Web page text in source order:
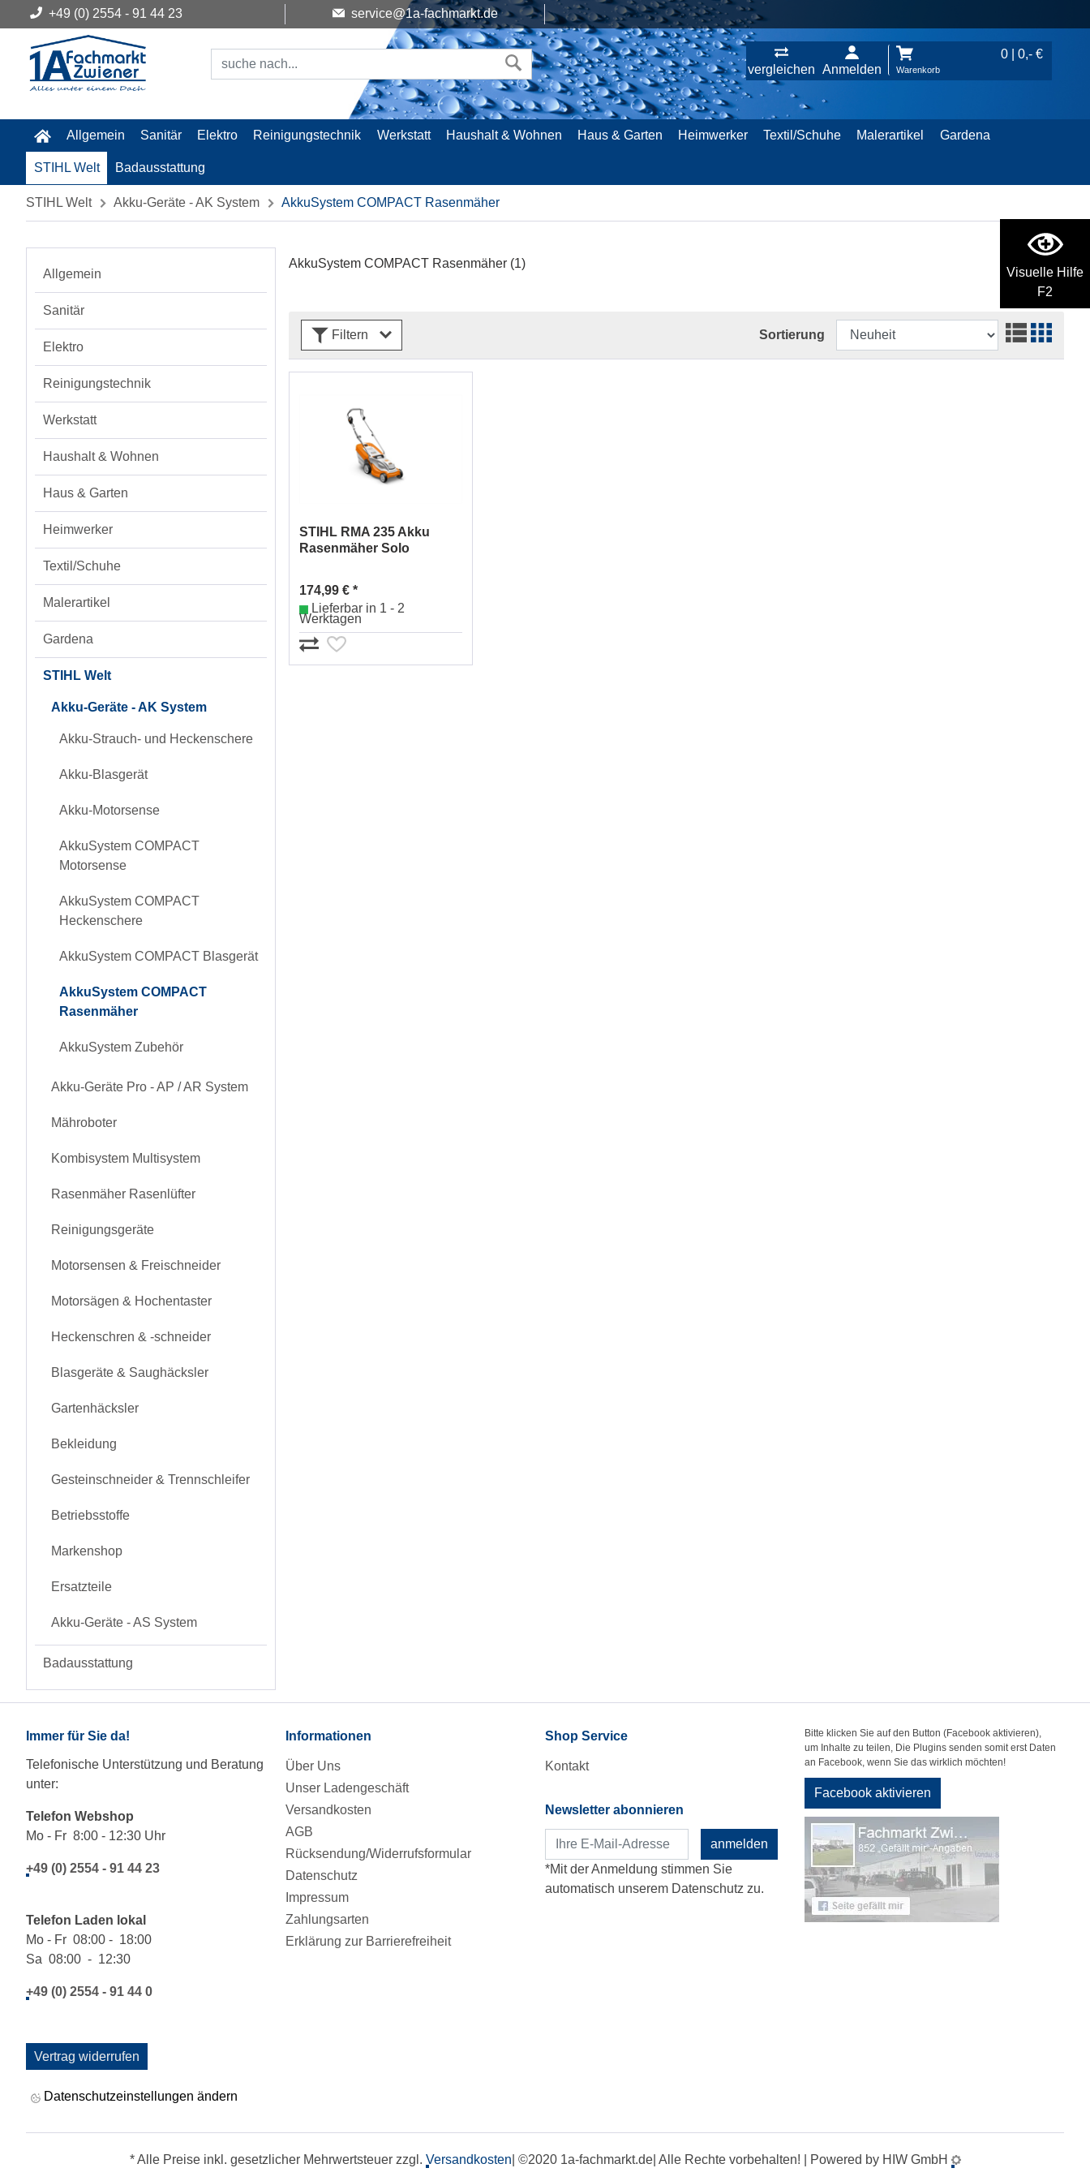
Visuelle Hilfe
F2
+49 (0) 2554 - 91 44 23 service@1a-fachmarkt.de
vergleichen Anmelden
0 | 0,- €
Warenkorb
Allgemein Sanitär Elektro Reinigungstechnik Werkstatt Haushalt & Wohnen Haus & Garten Heimwerker Textil/Schuhe Malerartikel Gardena
STIHL Welt Badausstattung
STIHL Welt Akku-Geräte - AK System AkkuSystem COMPACT Rasenmäher
Allgemein
Sanitär
Elektro
Reinigungstechnik
Werkstatt
Haushalt & Wohnen
Haus & Garten
Heimwerker
Textil/Schuhe
Malerartikel
Gardena
STIHL Welt
Akku-Geräte - AK System
Akku-Strauch- und Heckenschere
Akku-Blasgerät
Akku-Motorsense
AkkuSystem COMPACT
Motorsense
AkkuSystem COMPACT
Heckenschere
AkkuSystem COMPACT Blasgerät
AkkuSystem COMPACT
Rasenmäher
AkkuSystem Zubehör
Akku-Geräte Pro - AP / AR System
Mähroboter
Kombisystem Multisystem
Rasenmäher Rasenlüfter
Reinigungsgeräte
Motorsensen & Freischneider
Motorsägen & Hochentaster
Heckenschren & -schneider
Blasgeräte & Saughäcksler
Gartenhäcksler
Bekleidung
Gesteinschneider & Trennschleifer
Betriebsstoffe
Markenshop
Ersatzteile
Akku-Geräte - AS System
Badausstattung
AkkuSystem COMPACT Rasenmäher (1)
Filtern Sortierung
STIHL RMA 235 Akku
Rasenmäher Solo
174,99 € *
Lieferbar in 1 - 2
Werktagen
Immer für Sie da!
Telefonische Unterstützung und Beratung
unter:
Telefon Webshop
Mo - Fr 8:00 - 12:30 Uhr
+49 (0) 2554 - 91 44 23
Telefon Laden lokal
Mo - Fr 08:00 - 18:00
Sa 08:00 - 12:30
+49 (0) 2554 - 91 44 0
Vertrag widerrufen
Datenschutzeinstellungen ändern
Informationen
Über Uns
Unser Ladengeschäft
Versandkosten
AGB
Rücksendung/Widerrufsformular
Datenschutz
Impressum
Zahlungsarten
Erklärung zur Barrierefreiheit
Shop Service
Kontakt
Newsletter abonnieren
anmelden
*Mit der Anmeldung stimmen Sie
automatisch unserem Datenschutz zu.
Bitte klicken Sie auf den Button (Facebook aktivieren),
um Inhalte zu teilen, Die Plugins senden somit erst Daten
an Facebook, wenn Sie das wirklich möchten!
Facebook aktivieren
* Alle Preise inkl. gesetzlicher Mehrwertsteuer zzgl. Versandkosten | ©2020 1a-fachmarkt.de| Alle Rechte vorbehalten! | Powered by HIW GmbH